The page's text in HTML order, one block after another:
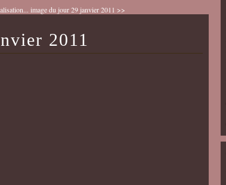
image du jour 29 janvier 2011 >>
2011